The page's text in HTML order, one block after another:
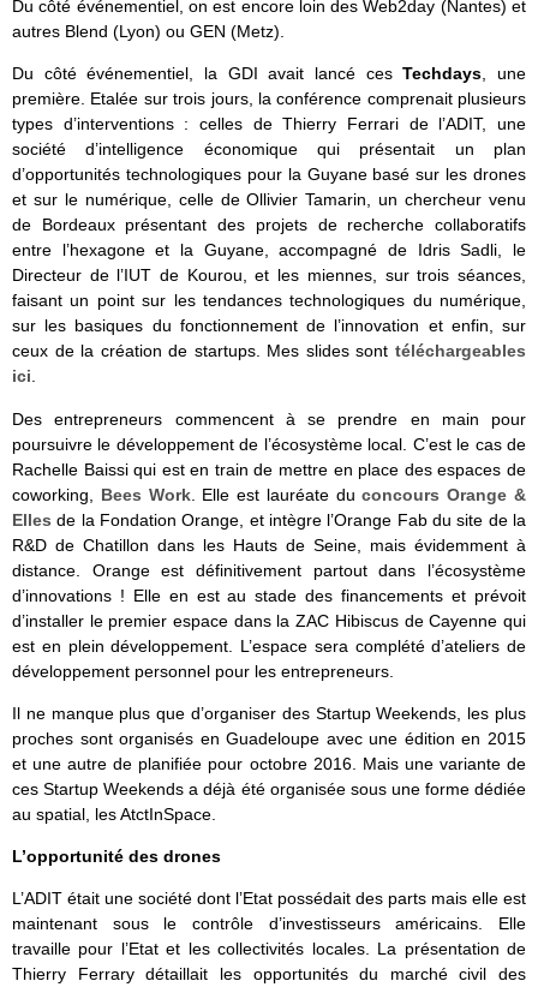
Du côté événementiel, on est encore loin des Web2day (Nantes) et
autres Blend (Lyon) ou GEN (Metz).
Du côté événementiel, la GDI avait lancé cesTechdays, une
première. Etalée sur trois jours, la conférence comprenait plusieurs
types d’interventions : celles de Thierry Ferrari de l’ADIT, une
société d’intelligence économique qui présentait un plan
d’opportunités technologiques pour la Guyane basé sur les drones
et sur le numérique, celle de Ollivier Tamarin, un chercheur venu
de Bordeaux présentant des projets de recherche collaboratifs
entre l’hexagone et la Guyane, accompagné de Idris Sadli, le
Directeur de l’IUT de Kourou, et les miennes, sur trois séances,
faisant un point sur les tendances technologiques du numérique,
sur les basiques du fonctionnement de l’innovation et enfin, sur
ceux de la création de startups. Mes slides sont téléchargeables
ici.
Des entrepreneurs commencent à se prendre en main pour
poursuivre le développement de l’écosystème local. C’est le cas de
Rachelle Baissi qui est en train de mettre en place des espaces de
coworking, Bees Work. Elle est lauréate duconcours Orange &
Elles de la Fondation Orange, et intègre l’Orange Fab du site de la
R&D de Chatillon dans les Hauts de Seine, mais évidemment à
distance. Orange est définitivement partout dans l’écosystème
d’innovations ! Elle en est au stade des financements et prévoit
d’installer le premier espace dans la ZAC Hibiscus de Cayenne qui
est en plein développement. L’espace sera complété d’ateliers de
développement personnel pour les entrepreneurs.
Il ne manque plus que d’organiser des Startup Weekends, les plus
proches sont organisés en Guadeloupe avec une édition en 2015
et une autre de planifiée pour octobre 2016. Mais une variante de
ces Startup Weekends a déjà été organisée sous une forme dédiée
au spatial, les AtctInSpace.
L’opportunité des drones
L’ADIT était une société dont l’Etat possédait des parts mais elle est
maintenant sous le contrôle d’investisseurs américains. Elle
travaille pour l’Etat et les collectivités locales. La présentation de
Thierry Ferrary détaillait les opportunités du marché civil des